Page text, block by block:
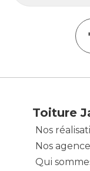
Toiture
Nos
Nos
Qui